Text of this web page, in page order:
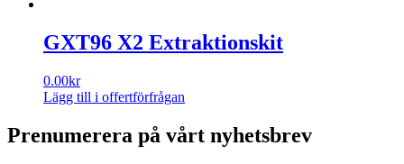
produktsidan
GXT96 X2 Extraktionskit
0.00kr
Lägg till i offertförfrågan
Prenumerera på vårt nyhetsbrev